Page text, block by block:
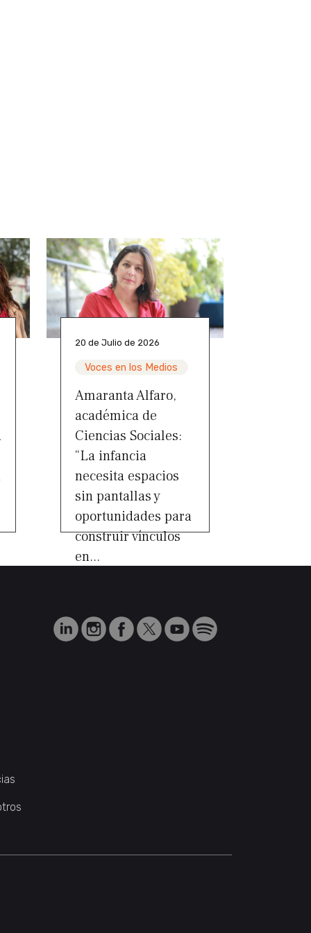
20 de Julio de 2026
Voces en los Medios
Amaranta Alfaro,
académica de
Ciencias Sociales:
“La infancia
necesita espacios
sin pantallas y
oportunidades para
construir vínculos
en...